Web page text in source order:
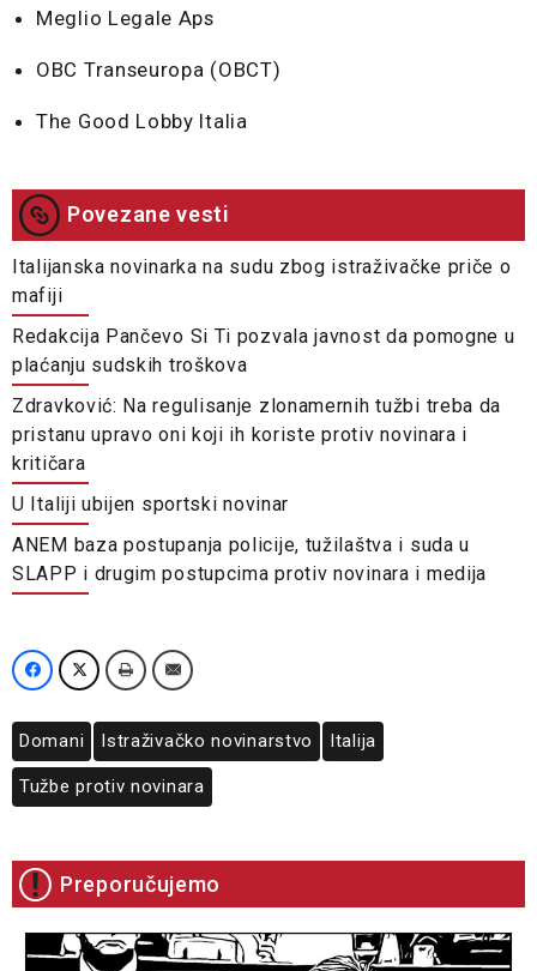
Meglio Legale Aps
OBC Transeuropa (OBCT)
The Good Lobby Italia
Povezane vesti
Italijanska novinarka na sudu zbog istraživačke priče o
mafiji
Redakcija Pančevo Si Ti pozvala javnost da pomogne u
plaćanju sudskih troškova
Zdravković: Na regulisanje zlonamernih tužbi treba da
pristanu upravo oni koji ih koriste protiv novinara i
kritičara
U Italiji ubijen sportski novinar
ANEM baza postupanja policije, tužilaštva i suda u
SLAPP i drugim postupcima protiv novinara i medija
Domani Istraživačko novinarstvo Italija
Tužbe protiv novinara
Preporučujemo